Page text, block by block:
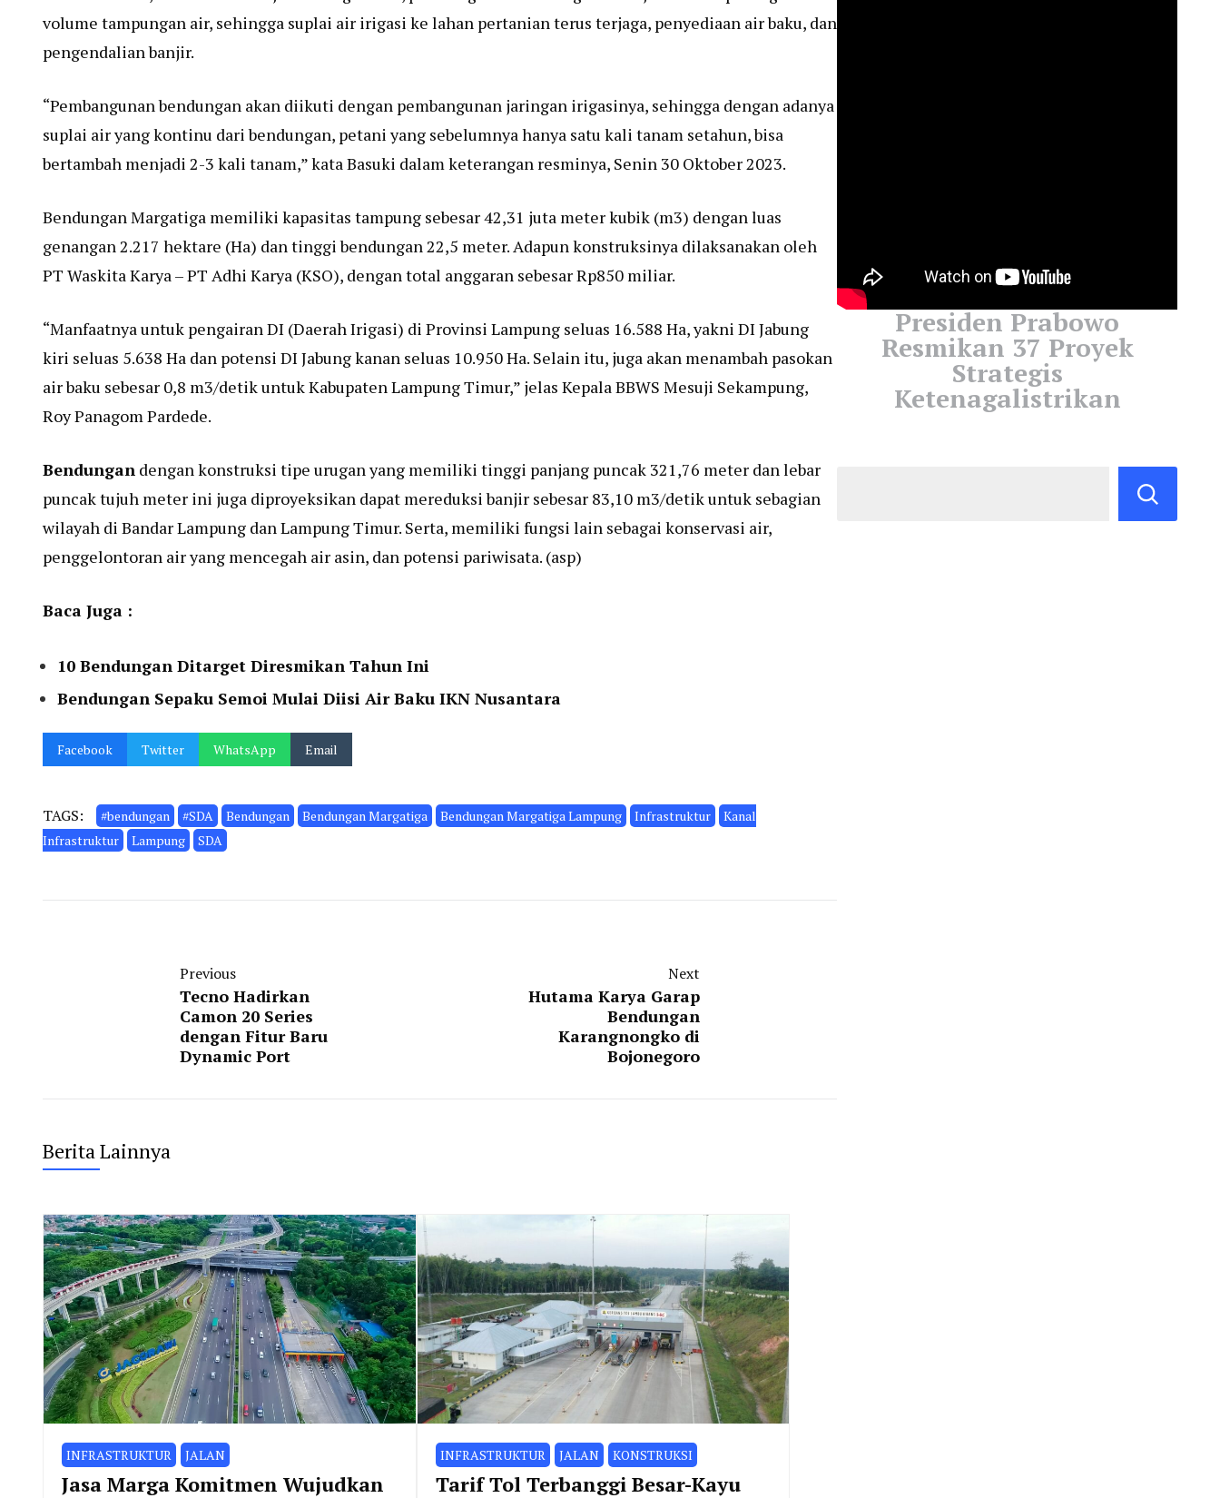
volume tampungan air, sehingga suplai air irigasi ke lahan pertanian terus terjaga, penyediaan air baku, dan
pengendalian banjir.
“Pembangunan bendungan akan diikuti dengan pembangunan jaringan irigasinya, sehingga dengan adanya
suplai air yang kontinu dari bendungan, petani yang sebelumnya hanya satu kali tanam setahun, bisa
bertambah menjadi 2-3 kali tanam,” kata Basuki dalam keterangan resminya, Senin 30 Oktober 2023.
Bendungan Margatiga memiliki kapasitas tampung sebesar 42,31 juta meter kubik (m3) dengan luas
genangan 2.217 hektare (Ha) dan tinggi bendungan 22,5 meter. Adapun konstruksinya dilaksanakan oleh
PT Waskita Karya – PT Adhi Karya (KSO), dengan total anggaran sebesar Rp850 miliar.
“Manfaatnya untuk pengairan DI (Daerah Irigasi) di Provinsi Lampung seluas 16.588 Ha, yakni DI Jabung
kiri seluas 5.638 Ha dan potensi DI Jabung kanan seluas 10.950 Ha. Selain itu, juga akan menambah pasokan
air baku sebesar 0,8 m3/detik untuk Kabupaten Lampung Timur,” jelas Kepala BBWS Mesuji Sekampung,
Roy Panagom Pardede.
Bendungan dengan konstruksi tipe urugan yang memiliki tinggi panjang puncak 321,76 meter dan lebar
puncak tujuh meter ini juga diproyeksikan dapat mereduksi banjir sebesar 83,10 m3/detik untuk sebagian
wilayah di Bandar Lampung dan Lampung Timur. Serta, memiliki fungsi lain sebagai konservasi air,
penggelontoran air yang mencegah air asin, dan potensi pariwisata. (asp)
Baca Juga :
10 Bendungan Ditarget Diresmikan Tahun Ini
Bendungan Sepaku Semoi Mulai Diisi Air Baku IKN Nusantara
Facebook Twitter WhatsApp Email
TAGS: #bendungan #SDA Bendungan Bendungan Margatiga Bendungan Margatiga Lampung Infrastruktur
Kanal
Infrastruktur
Lampung SDA
Previous
Tecno Hadirkan
Camon 20 Series
dengan Fitur Baru
Dynamic Port
Next
Hutama Karya Garap
Bendungan
Karangnongko di
Bojonegoro
Berita Lainnya
INFRASTRUKTUR JALAN
Jasa Marga Komitmen Wujudkan
INFRASTRUKTUR JALAN KONSTRUKSI
Tarif Tol Terbanggi Besar-Kayu
Presiden Prabowo
Resmikan 37 Proyek
Strategis
Ketenagalistrikan